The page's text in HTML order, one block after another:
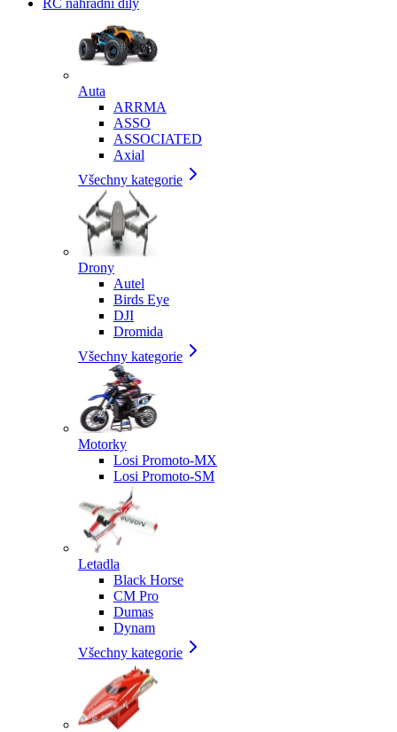
RC náhradní díly
Auta
ARRMA
ASSO
ASSOCIATED
Axial
Všechny kategorie
Drony
Autel
Birds Eye
DJI
Dromida
Všechny kategorie
Motorky
Losi Promoto-MX
Losi Promoto-SM
Letadla
Black Horse
CM Pro
Dumas
Dynam
Všechny kategorie